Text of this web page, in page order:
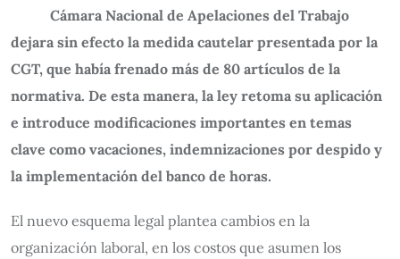
Cámara Nacional de Apelaciones del Trabajo
dejara sin efecto la medida cautelar presentada por la
CGT, que había frenado más de 80 artículos de la
normativa. De esta manera, la ley retoma su aplicación
e introduce modificaciones importantes en temas
clave como vacaciones, indemnizaciones por despido y
la implementación del banco de horas.
El nuevo esquema legal plantea cambios en la
organización laboral, en los costos que asumen los